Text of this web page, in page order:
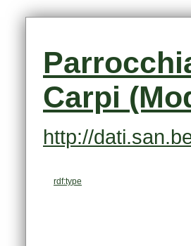
Carpi
http://
rdf:type